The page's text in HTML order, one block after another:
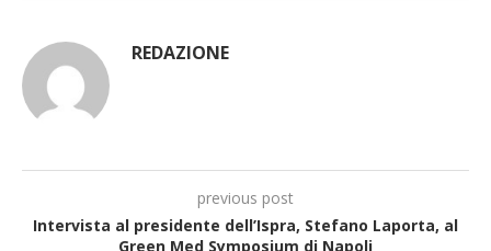
REDAZIONE
previous post
Intervista al presidente dell’Ispra, Stefano Laporta, al
Green Med Symposium di Napoli